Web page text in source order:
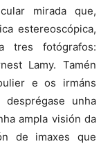
mirada que,
estereoscópica,
tres fotógrafos:
Lamy. Tamén
e os irmáns
unha
ampla visión da
de imaxes que